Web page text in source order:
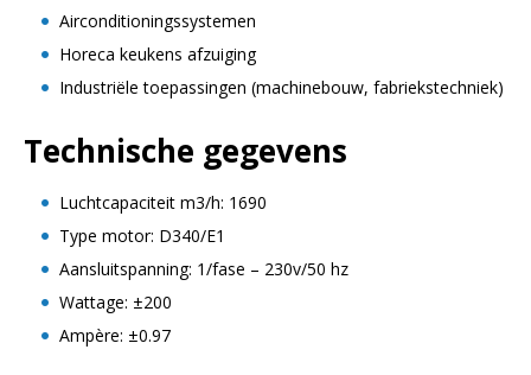
Airconditioningssystemen
Horeca keukens afzuiging
Industriële toepassingen (machinebouw, fabriekstechniek)
Technische gegevens
Luchtcapaciteit m3/h: 1690
Type motor: D340/E1
Aansluitspanning: 1/fase – 230v/50 hz
Wattage: ±200
Ampère: ±0.97